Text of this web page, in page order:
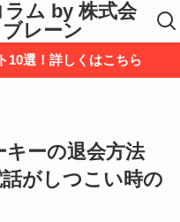
ム by 株式会
レーン
10選！詳しくはこちら
ーの退会方法
がしつこい時の